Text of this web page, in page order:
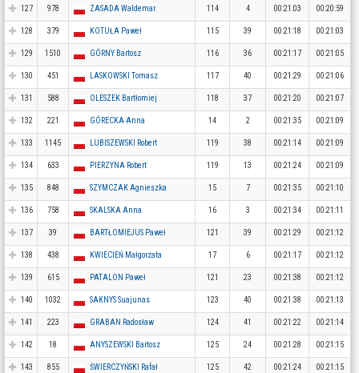
127 978 ZASADA Waldemar 114 4 00:21:03 00:20:59
128 379 KOTUŁA Paweł 115 39 00:21:18 00:21:03
129 1510 GÓRNY Bartosz 116 36 00:21:17 00:21:05
130 451 LASKOWSKI Tomasz 117 40 00:21:29 00:21:06
131 588 OLESZEK Bartłomiej 118 37 00:21:20 00:21:07
132 221 GÓRECKA Anna 14 2 00:21:35 00:21:09
133 1145 LUBISZEWSKI Robert 119 38 00:21:14 00:21:09
134 633 PIERZYNA Robert 119 13 00:21:24 00:21:09
135 848 SZYMCZAK Agnieszka 15 7 00:21:35 00:21:10
136 758 SKALSKA Anna 16 3 00:21:34 00:21:11
137 39 BARTŁOMIEJUS Paweł 121 39 00:21:29 00:21:12
138 438 KWIECIEŃ Małgorzata 17 6 00:21:17 00:21:12
139 615 PATALON Paweł 121 23 00:21:38 00:21:12
140 1032 SAKNYS Suajunas 123 40 00:21:38 00:21:13
141 223 GRABAN Radosław 124 41 00:21:22 00:21:14
142 18 ANYSZEWSKI Bartosz 125 24 00:21:28 00:21:15
143 855 ŚWIERCZYŃSKI Rafał 125 42 00:21:24 00:21:15